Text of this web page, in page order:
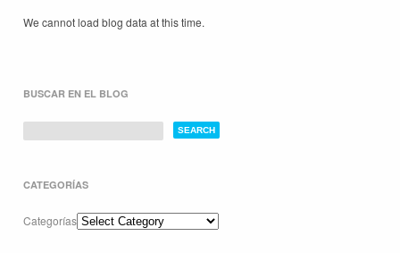
We cannot load blog data at this time.
BUSCAR EN EL BLOG
CATEGORÍAS
Categorías